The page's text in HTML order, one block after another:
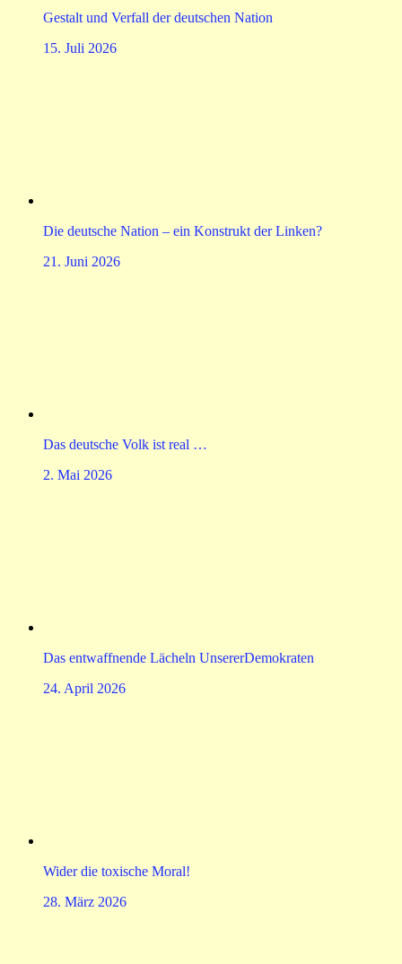
Gestalt und Verfall der deutschen Nation
15. Juli 2026
Die deutsche Nation – ein Konstrukt der Linken?
21. Juni 2026
Das deutsche Volk ist real …
2. Mai 2026
Das entwaffnende Lächeln UnsererDemokraten
24. April 2026
Wider die toxische Moral!
28. März 2026